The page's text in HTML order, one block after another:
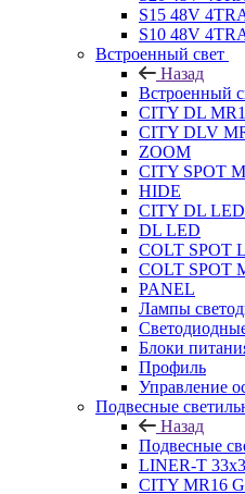
S15 48V
S10 48V
Встроенный свет
Назад
Встроенный
CITY DL
CITY DLV
ZOOM
CITY SPOT
HIDE
CITY DL LED
DL LED
COLT SPOT
COLT SPOT
PANEL
Лампы
Блоки
Профиль
Управление
Подвесные
Назад
Подвесные
LINER-T
CITY MR16